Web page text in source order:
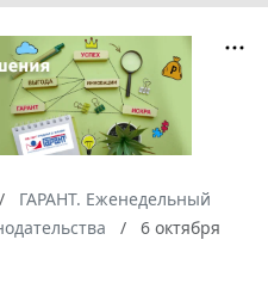
ГАРАНТ. Еженедельный
6 октября